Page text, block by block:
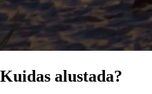
Kuidas alustada?